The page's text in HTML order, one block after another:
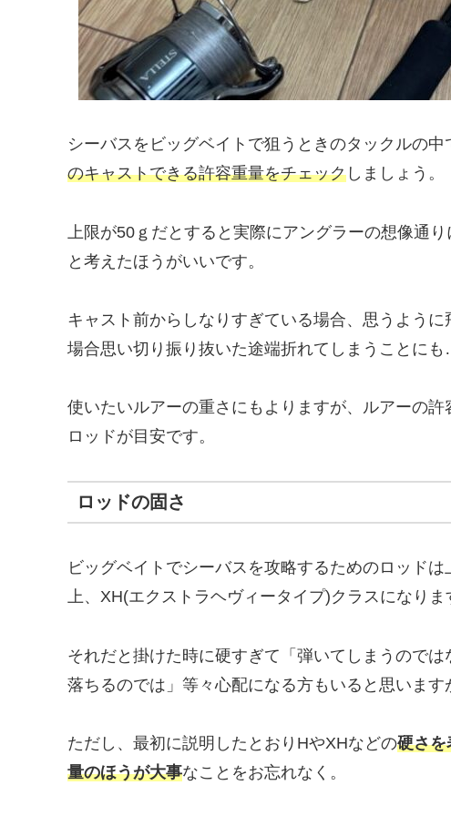
シーバスをビッグベイトで狙うときのタックルの中
のキャストできる許容重量をチェック しましょう。
上限が50ｇだとすると実際にアングラーの想像通
と考えたほうがいいです。
キャスト前からしなりすぎている場合、思うよう
場合思い切り振り抜いた途端折れてしまうことにも
使いたいルアーの重さにもよりますが、ルアーの
ロッドが目安です。
ロッドの固さ
ビッグベイトでシーバスを攻略するためのロッド
上、XH(エクストラヘヴィータイプ)クラスになりま
それだと掛けた時に硬すぎて「弾いてしまうので
落ちるのでは」等々心配になる方もいると思います
ただし、最初に説明したとおりHやXHなどの硬さを
量のほうが大事なことをお忘れなく。